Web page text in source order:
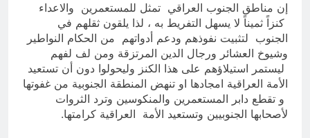
إن مناطق الجنوب العراقي تمثل للمستعمرين والاعداء
كنزاً ثميناً لا يسهل التفريط به ، لذا يلقون ثقلهم في
الجنوب لتثبيت نفوذهم ودعم أدواتهم من الحكام النواطير
وشيوخ العشائر ورجال الدين المرتزقة ومن لف لفهم
ليستمر استيلاؤهم على هذا الكنز وليحولوا دون أن تستعيد
الأمة العراقية امجادها او تنهض المنطقة الجنوبية من غفوتها
و تقطع دابر المستعمرين والمنكوسين وترد الثروات
لأصحابها الجنوبيين وتستعيد الأمة العراقية كرامتها.